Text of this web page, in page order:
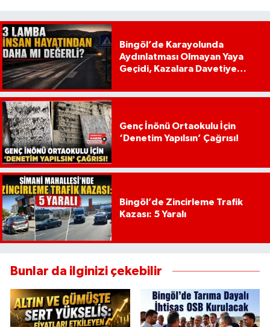
Bingöl’de Karayolunda
Aydınlatması Olmayan Yaya
Geçidi, Kazalara Davetiye
Genç İnönü Ortaokulu İçin
‘Denetim Yapılsın’ Çağrısı!
Bingöl’de Zincirleme Trafik
Kazası: 5 Yaralı
Bunlar da ilginizi çekebilir